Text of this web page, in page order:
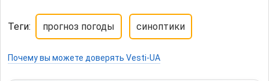
Теги: прогноз погоды синоптики
Почему вы можете доверять Vesti-UA